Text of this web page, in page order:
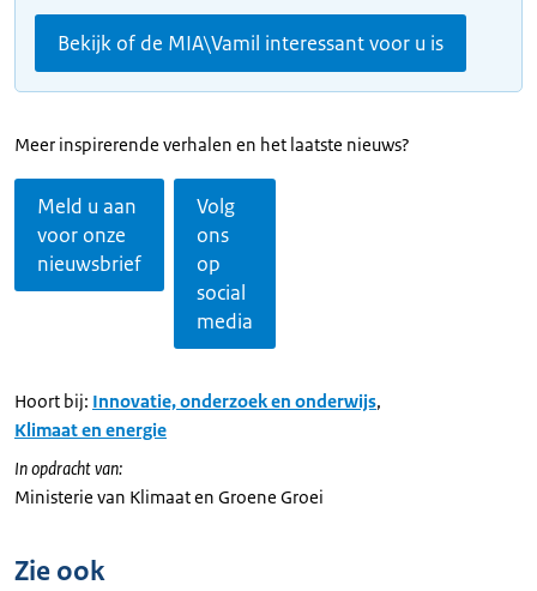
Bekijk of de MIA\Vamil interessant voor u is
Meer inspirerende verhalen en het laatste nieuws?
Meld u aan
voor onze
nieuwsbrief
Volg
ons
op
social
media
Hoort bij: Innovatie, onderzoek en onderwijs,
Klimaat en energie
In opdracht van:
Ministerie van Klimaat en Groene Groei
Zie ook